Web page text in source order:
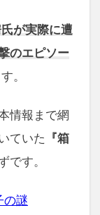
が実際に遭
のエピソー
。
情報まで網
ていた 『箱
です。
の謎